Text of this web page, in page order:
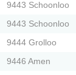
9443 Schoonloo
9443 Schoonloo
9444 Grolloo
9446 Amen